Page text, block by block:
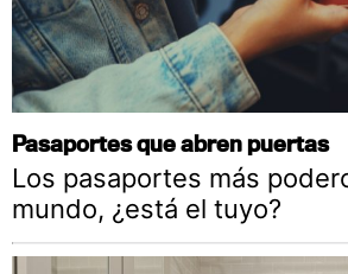
Pasaportes que abren puertas
Los pasaportes más
mundo, ¿está el tuyo?